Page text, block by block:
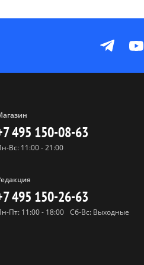
495 150-08-63
Вс: 11:00 - 21:00
495 150-26-63
Пт: 11:00 - 18:00 Сб-Вс: Выходные